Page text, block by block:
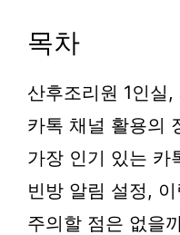
목차
산후조리원 1인실
카톡 채널 활용의
가장 인기 있는 카
빈방 알림 설정,
주의할 점은 없을